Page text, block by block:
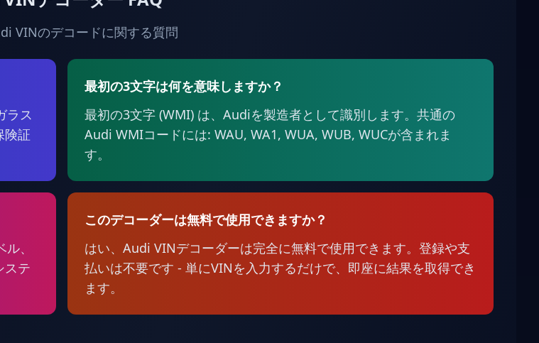
VINのデコードに関する質問
ラス
険証
最初の3文字は何を意味しますか？
最初の3文字 (WMI) は、Audiを製造者として識別します。共通の
Audi WMIコードには: WAU, WA1, WUA, WUB, WUCが含まれま
す。
、
ステ
このデコーダーは無料で使用できますか？
はい、Audi VINデコーダーは完全に無料で使用できます。登録や支
払いは不要です - 単にVINを入力するだけで、即座に結果を取得でき
ます。